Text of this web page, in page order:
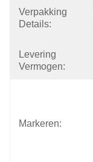
Verpakking
Details:
Levering
Vermogen:
Markeren: